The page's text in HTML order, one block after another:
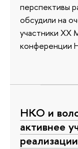
перспективы
обсудили на
участники ХХ
конференции
НКО и
активнее